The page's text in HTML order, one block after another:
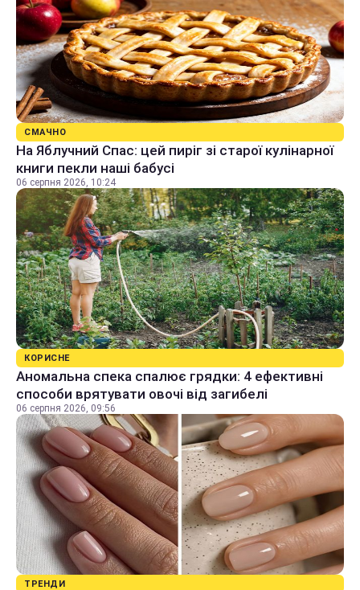
СМАЧНО
На Яблучний Спас: цей пиріг зі старої кулінарної
книги пекли наші бабусі
06 серпня 2026, 10:24
КОРИСНЕ
Аномальна спека спалює грядки: 4 ефективні
способи врятувати овочі від загибелі
06 серпня 2026, 09:56
ТРЕНДИ